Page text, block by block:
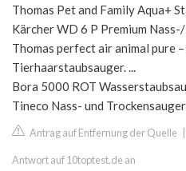
Thomas Pet and Family Aqua+
Kärcher WD 6 P Premium
Thomas perfect air animal pure
Tierhaarstaubsauger. ...
Bora 5000 ROT
Tineco Nass- und
Antrag auf Entfernung der Quelle
Antwort auf 10toptest.de an